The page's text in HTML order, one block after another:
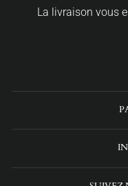
La livraison vous est